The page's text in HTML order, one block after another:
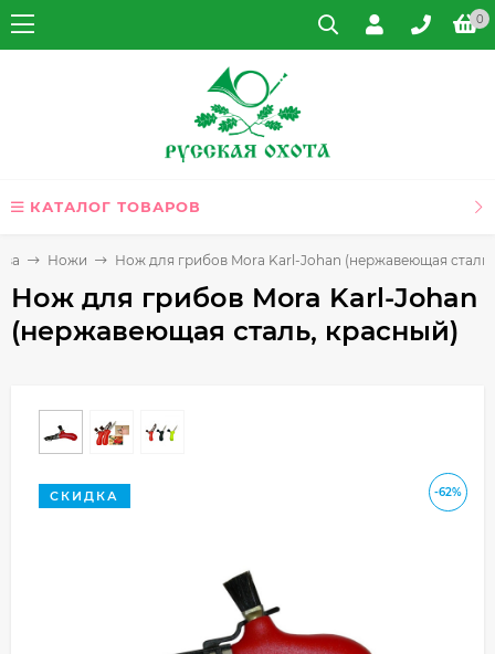
0
КАТАЛОГ ТОВАРОВ
Ножи Нож для грибов Mora Karl-Johan (нержавеющая
Нож для грибов Mora Karl-Johan
(нержавеющая сталь, красный)
-62%
СКИДКА